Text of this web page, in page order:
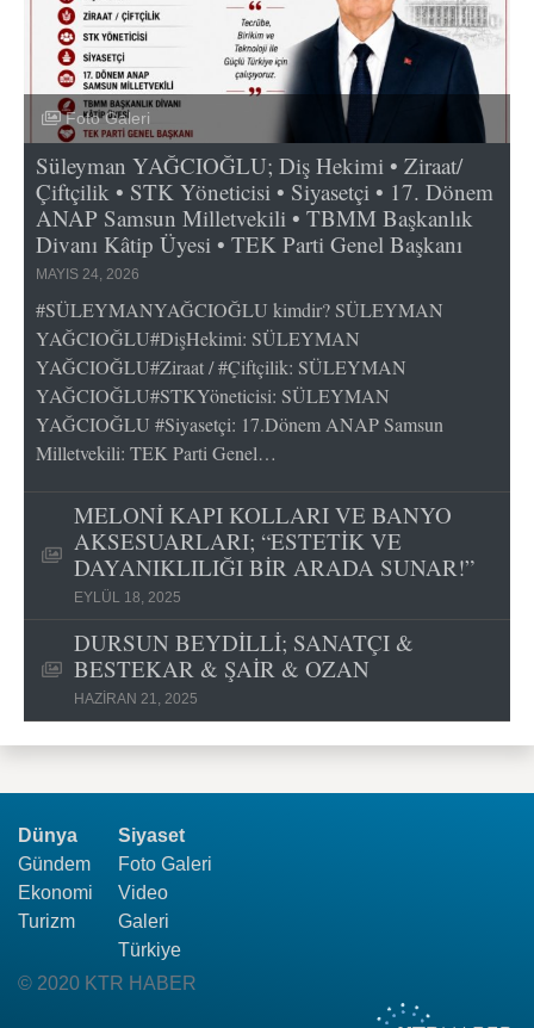
Foto Galeri
Süleyman YAĞCIOĞLU; Diş Hekimi • Ziraat/
Çiftçilik • STK Yöneticisi • Siyasetçi • 17. Dönem
ANAP Samsun Milletvekili • TBMM Başkanlık
Divanı Kâtip Üyesi • TEK Parti Genel Başkanı
MAYIS 24, 2026
#SÜLEYMANYAĞCIOĞLU kimdir? SÜLEYMAN
YAĞCIOĞLU#DişHekimi: SÜLEYMAN
YAĞCIOĞLU#Ziraat / #Çiftçilik: SÜLEYMAN
YAĞCIOĞLU#STKYöneticisi: SÜLEYMAN
YAĞCIOĞLU #Siyasetçi: 17.Dönem ANAP Samsun
Milletvekili: TEK Parti Genel…
MELONİ KAPI KOLLARI VE BANYO
AKSESUARLARI; “ESTETİK VE
DAYANIKLILIĞI BİR ARADA SUNAR!”
EYLÜL 18, 2025
DURSUN BEYDİLLİ; SANATÇI &
BESTEKAR & ŞAİR & OZAN
HAZIRAN 21, 2025
Dünya
Gündem
Ekonomi
Turizm
Siyaset
Foto Galeri
Video
Galeri
Türkiye
© 2020 KTR HABER